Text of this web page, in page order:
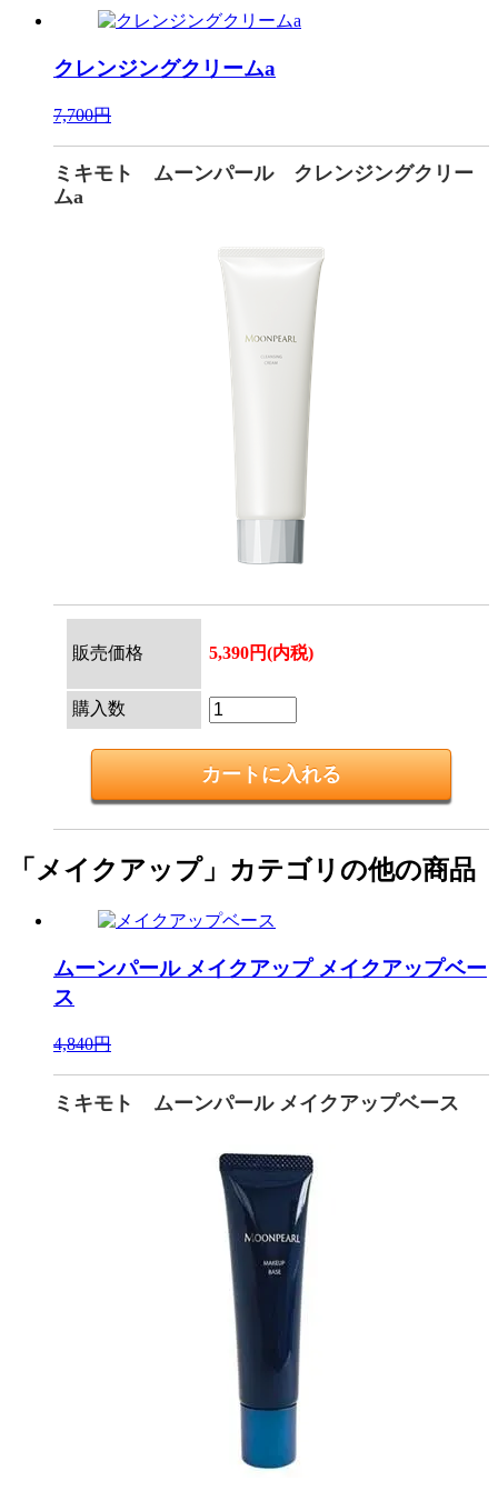
クレンジングクリームa
7,700円
ミキモト ムーンパール クレンジングクリー
ムa
販売価格 5,390円(内税)
購入数
「メイクアップ」カテゴリの他の商品
ムーンパール メイクアップ メイクアップベー
ス
4,840円
ミキモト ムーンパール メイクアップベース